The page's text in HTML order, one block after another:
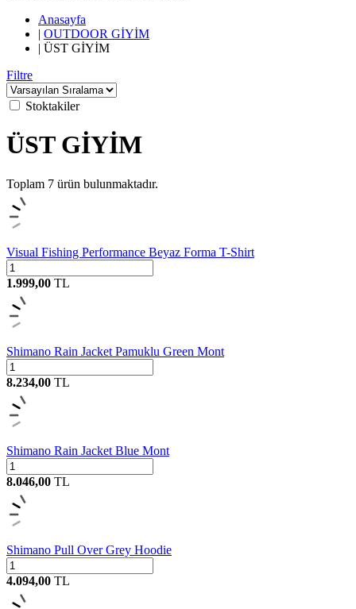
Anasayfa
| OUTDOOR GİYİM
| ÜST GİYİM
Filtre
Stoktakiler
ÜST GİYİM
Toplam 7 ürün bulunmaktadır.
Visual Fishing Performance Beyaz Forma T-Shirt
1.999,00 TL
Shimano Rain Jacket Pamuklu Green Mont
8.234,00 TL
Shimano Rain Jacket Blue Mont
8.046,00 TL
Shimano Pull Over Grey Hoodie
4.094,00 TL